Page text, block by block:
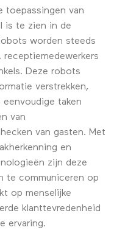
toepassingen van
is te zien in de
worden steeds
receptiemedewerkers
Deze robots
verstrekken,
taken
van
van gasten. Met
en
zijn deze
te communiceren op
op menselijke
klanttevredenheid
ervaring.